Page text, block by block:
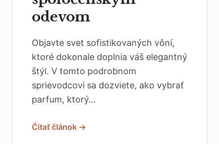
odevom
Objavte svet sofistikovaných vôní,
ktoré dokonale doplnia váš elegantný
štýl. V tomto podrobnom
sprievodcovi sa dozviete, ako vybrať
parfum, ktorý...
Čítať článok →